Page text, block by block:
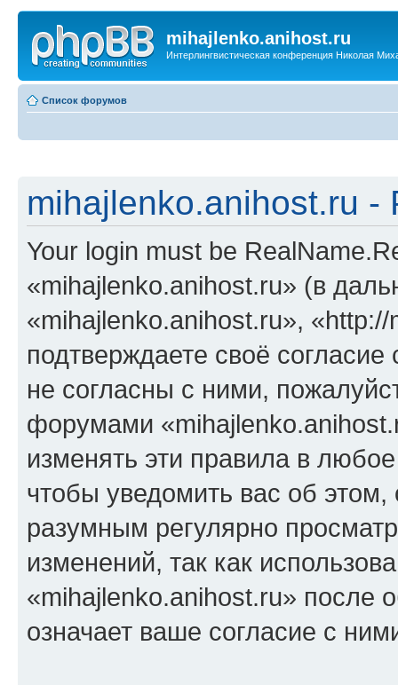
mihajlenko.anihost.ru
Интерлингвистическая конференция Николая
Список форумов
mihajlenko.anihost.ru -
Your login must be
«mihajlenko.anihost.ru» (в
«mihajlenko.anihost.ru»,
подтверждаете своё
не согласны с ними,
форумами
изменять эти правила в
чтобы уведомить вас об
разумным регулярно
изменений, так как
«mihajlenko.anihost.ru» после
означает ваше согласие с